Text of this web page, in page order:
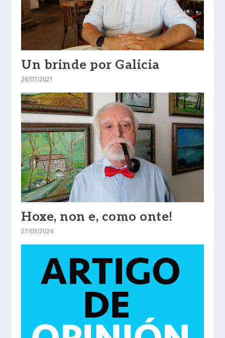
Un brinde por Galicia
26/07/2021
Hoxe, non e, como onte!
27/03/2024